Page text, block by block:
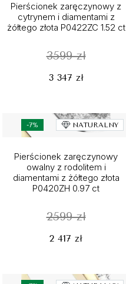
Pierścionek zaręczynowy z
cytrynem i diamentami z
żółtego złota P0422ZC 1.52 ct
3599 zł
3 347 zł
-7% NATURALNY
Pierścionek zaręczynowy
owalny z rodolitem i
diamentami z żółtego złota
P0420ZH 0.97 ct
2599 zł
2 417 zł